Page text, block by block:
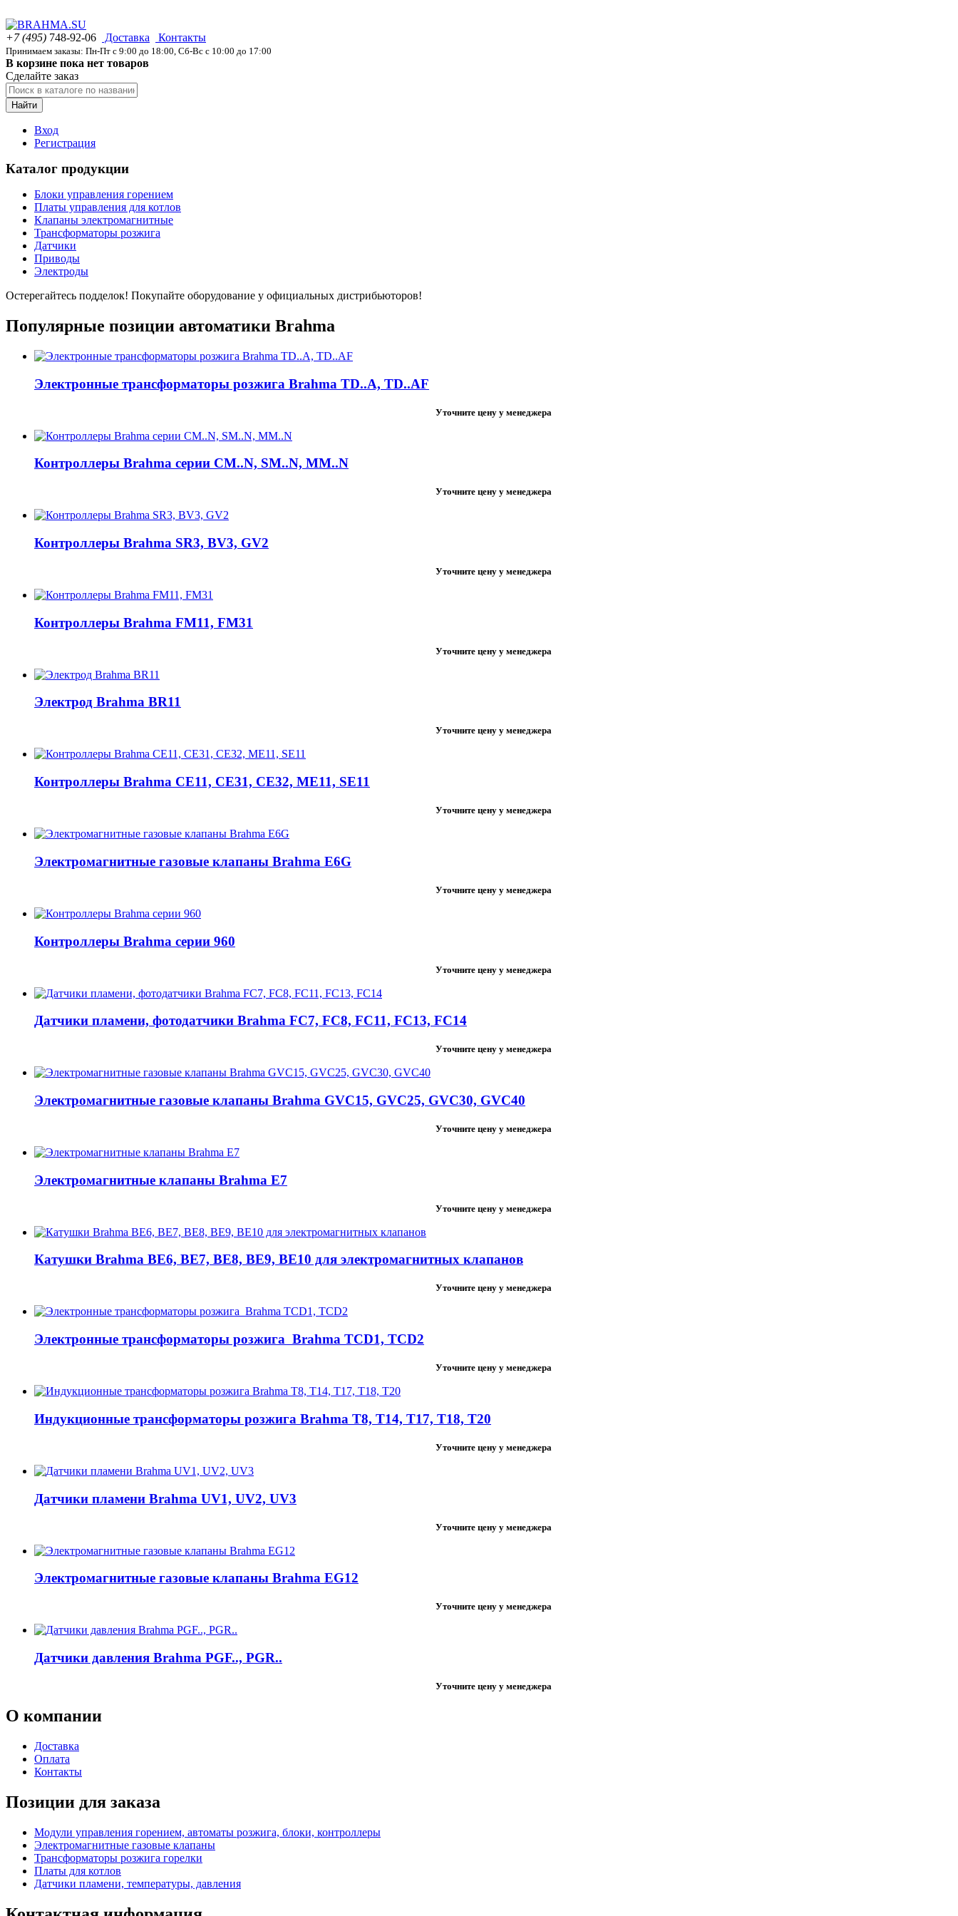
+7 (495) 748-92-06 Доставка Контакты
Принимаем заказы: Пн-Пт с 9:00 до 18:00, Сб-Вс с 10:00 до 17:00
В корзине пока нет товаров
Сделайте заказ
Найти
Вход
Регистрация
Каталог продукции
Блоки управления горением
Платы управления для котлов
Клапаны электромагнитные
Трансформаторы розжига
Датчики
Приводы
Электроды
Остерегайтесь подделок! Покупайте оборудование у официальных дистрибьюторов!
Популярные позиции автоматики Brahma
Электронные трансформаторы розжига Brahma TD..A, TD..AF
Уточните цену у менеджера
Контроллеры Brahma серии CM..N, SM..N, MM..N
Уточните цену у менеджера
Контроллеры Brahma SR3, BV3, GV2
Уточните цену у менеджера
Контроллеры Brahma FM11, FM31
Уточните цену у менеджера
Электрод Brahma BR11
Уточните цену у менеджера
Контроллеры Brahma CE11, CE31, CE32, ME11, SE11
Уточните цену у менеджера
Электромагнитные газовые клапаны Brahma E6G
Уточните цену у менеджера
Контроллеры Brahma серии 960
Уточните цену у менеджера
Датчики пламени, фотодатчики Brahma FC7, FC8, FC11, FC13, FC14
Уточните цену у менеджера
Электромагнитные газовые клапаны Brahma GVC15, GVC25, GVC30, GVC40
Уточните цену у менеджера
Электромагнитные клапаны Brahma E7
Уточните цену у менеджера
Катушки Brahma BE6, BE7, BE8, BE9, BE10 для электромагнитных клапанов
Уточните цену у менеджера
Электронные трансформаторы розжига Brahma TCD1, TCD2
Уточните цену у менеджера
Индукционные трансформаторы розжига Brahma T8, T14, T17, T18, T20
Уточните цену у менеджера
Датчики пламени Brahma UV1, UV2, UV3
Уточните цену у менеджера
Электромагнитные газовые клапаны Brahma EG12
Уточните цену у менеджера
Датчики давления Brahma PGF.., PGR..
Уточните цену у менеджера
О компании
Доставка
Оплата
Контакты
Позиции для заказа
Модули управления горением, автоматы розжига, блоки, контроллеры
Электромагнитные газовые клапаны
Трансформаторы розжига горелки
Платы для котлов
Датчики пламени, температуры, давления